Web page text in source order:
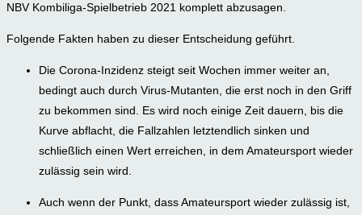
NBV Kombiliga-Spielbetrieb 2021 komplett abzusagen.
Folgende Fakten haben zu dieser Entscheidung geführt.
Die Corona-Inzidenz steigt seit Wochen immer weiter an,
bedingt auch durch Virus-Mutanten, die erst noch in den Griff
zu bekommen sind. Es wird noch einige Zeit dauern, bis die
Kurve abflacht, die Fallzahlen letztendlich sinken und
schließlich einen Wert erreichen, in dem Amateursport wieder
zulässig sein wird.
Auch wenn der Punkt, dass Amateursport wieder zulässig ist,